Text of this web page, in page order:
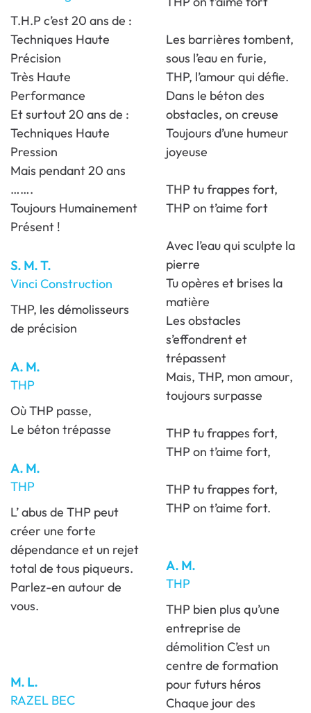
Les barrières tombent,
sous l’eau en furie,
THP, l’amour qui défie.
Dans le béton des
obstacles, on creuse
Toujours d’une humeur
joyeuse
THP tu frappes fort,
THP on t’aime fort
Avec l’eau qui sculpte la
pierre
Tu opères et brises la
matière
Les obstacles
s’effondrent et
trépassent
Mais, THP, mon amour,
toujours surpasse
THP tu frappes fort,
THP on t’aime fort,
THP tu frappes fort,
THP on t’aime fort.
T.H.P c’est 20 ans de :
Techniques Haute
Précision
Très Haute
Performance
Et surtout 20 ans de :
Techniques Haute
Pression
Mais pendant 20 ans
…….
Toujours Humainement
Présent !
S. M. T.
Vinci Construction
THP, les démolisseurs
de précision
A. M.
THP
Où THP passe,
Le béton trépasse
A. M.
THP
L’ abus de THP peut
créer une forte
dépendance et un rejet
total de tous piqueurs.
Parlez-en autour de
vous.
A. M.
THP
THP bien plus qu’une
entreprise de
démolition C’est un
centre de formation
pour futurs héros
Chaque jour des
M. L.
RAZEL BEC